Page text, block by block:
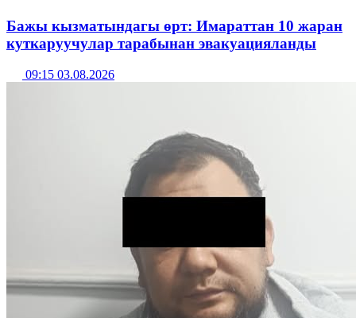
Бажы кызматындагы өрт: Имараттан 10 жаран
куткаруучулар тарабынан эвакуацияланды
09:15 03.08.2026